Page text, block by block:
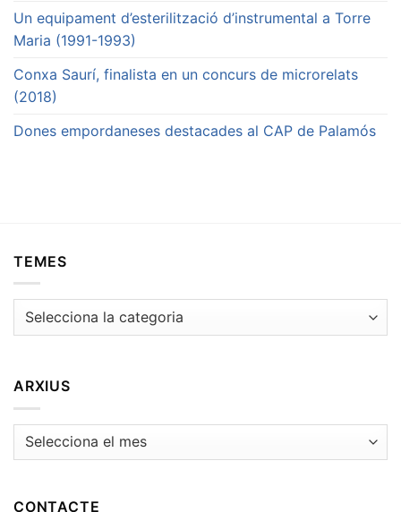
Un equipament d’esterilització d’instrumental a Torre
Maria (1991-1993)
Conxa Saurí, finalista en un concurs de microrelats
(2018)
Dones empordaneses destacades al CAP de Palamós
TEMES
Temes
ARXIUS
Arxius
CONTACTE